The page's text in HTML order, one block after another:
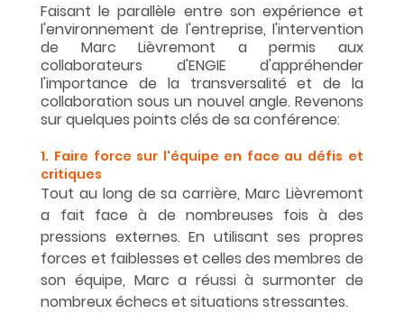
Faisant le parallèle entre son expérience et
l'environnement de l'entreprise, l'intervention
de Marc Lièvremont a permis aux
collaborateurs d'ENGIE d'appréhender
l'importance de la transversalité et de la
collaboration sous un nouvel angle. Revenons
sur quelques points clés de sa conférence:
1. Faire force sur l'équipe en face au défis et
critiques
Tout au long de sa carrière, Marc Lièvremont
a fait face à de nombreuses fois à des
pressions externes. En utilisant ses propres
forces et faiblesses et celles des membres de
son équipe, Marc a réussi à surmonter de
nombreux échecs et situations stressantes.